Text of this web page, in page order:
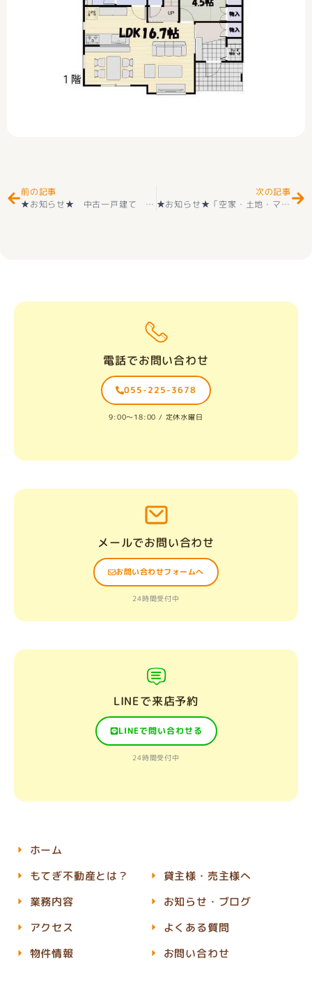
前の記事
★お知らせ★ 中古一戸建て 甲府市羽黒町 中古 落ち着いた邸宅 ２階建 住宅街の住戸
次の記事
★お知らせ★「空家・土地・マンション」ご売却無料相談会(予約制) 好評受付中です(^^) お気軽に御声掛けください☺
電話でお問い合わせ
055-225-3678
9:00〜18:00 / 定休水曜日
メールでお問い合わせ
お問い合わせフォームへ
24時間受付中
LINEで来店予約
LINEで問い合わせる
24時間受付中
ホーム
もてぎ不動産とは？
業務内容
アクセス
物件情報
貸主様・売主様へ
お知らせ・ブログ
よくある質問
お問い合わせ